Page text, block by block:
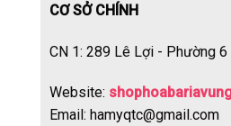
CƠ SỞ CHÍNH
CN 1: 289 Lê Lợi - Phường 6
Website:
Email: hamyqtc@gmail.com